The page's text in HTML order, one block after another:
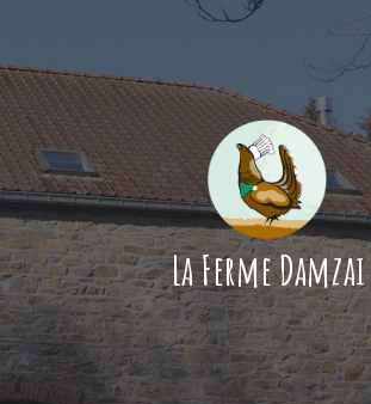
La Ferme Damzai